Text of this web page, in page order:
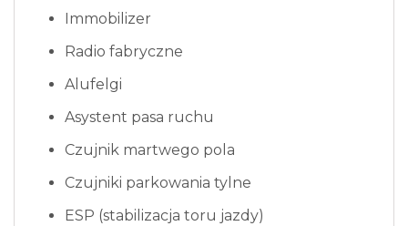
Immobilizer
Radio fabryczne
Alufelgi
Asystent pasa ruchu
Czujnik martwego pola
Czujniki parkowania tylne
ESP (stabilizacja toru jazdy)